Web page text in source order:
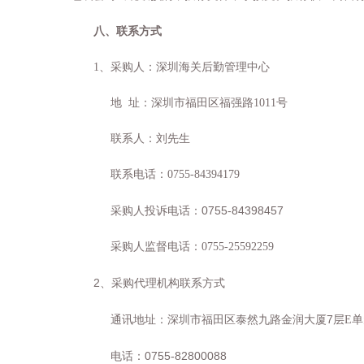
八、 联系方式
1 、采购人：深圳海关后勤管理中心
地 址：深圳市福田区福强路1011 号
联系人：刘先生
联系电话： 0755-84394179
采购人投诉电话： 0755-84398457
采购人监督电话： 0755-25592259
2 、采购代理机构联系方式
通讯地址：深圳市福田区泰然九路金润大厦7 层E
电话： 0755-82800088